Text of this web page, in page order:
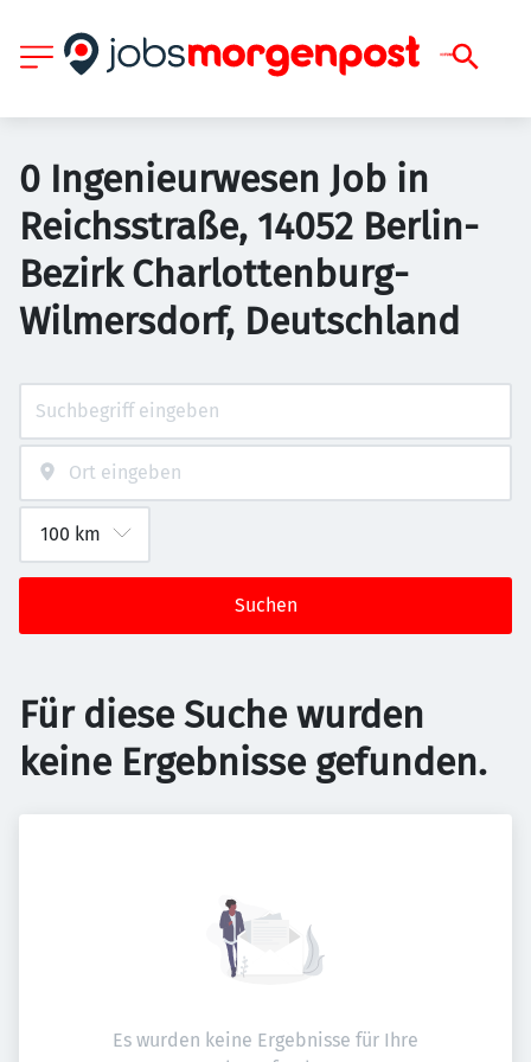
0 Ingenieurwesen Job in
Reichsstraße, 14052 Berlin-
Bezirk Charlottenburg-
Wilmersdorf, Deutschland
Suchen
Für diese Suche wurden
keine Ergebnisse gefunden.
Es wurden keine Ergebnisse für Ihre